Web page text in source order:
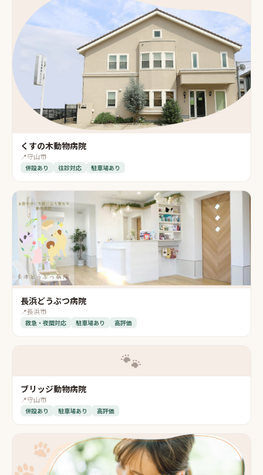
くすの木動物病院
📍守山市
併設あり 往診対応 駐車場あり
長浜どうぶつ病院
📍長浜市
救急・夜間対応 駐車場あり 高評価
🐾
ブリッジ動物病院
📍守山市
併設あり 駐車場あり 高評価